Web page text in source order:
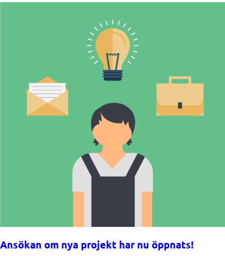
Ansökan om nya projekt har nu öppnats!